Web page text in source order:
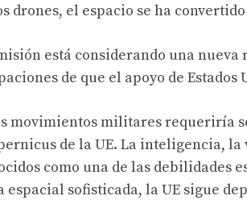
drones, el espacio se ha
está considerando una
de que el apoyo de Estados
movimientos militares requeriría
de la UE. La inteligencia,
como una de las debilidades
sofisticada, la UE sigue